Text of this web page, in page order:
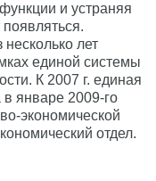
и устраняя
лет
единой системы
К 2007 г. единая
в январе 2009-го
экономической
отдел.